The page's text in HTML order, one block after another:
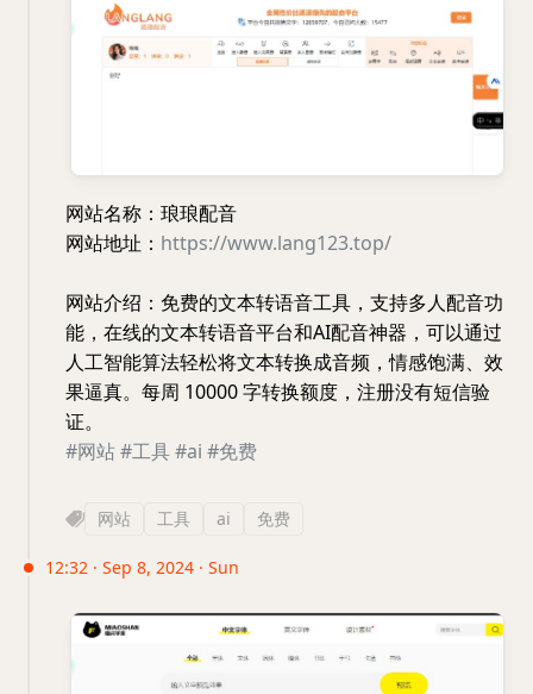
网站名称：琅琅配音
网站地址： https://www.lang123.top/
网站介绍：免费的文本转语音工具，支持多人配音功
能，在线的文本转语音平台和AI配音神器，可以通过
人工智能算法轻松将文本转换成音频，情感饱满、效
果逼真。每周 10000 字转换额度，注册没有短信验
证。
#网站#工具#ai #免费
网站 工具 ai 免费
12:32 · Sep 8, 2024 · Sun